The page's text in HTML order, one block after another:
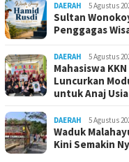
DAERAH 5 Agustus
Sultan
Penggagas
DAERAH 5 Agustus
Mahasiswa
Luncurkan
untuk Anaj
DAERAH 5 Agustus
Waduk
Kini Semakin